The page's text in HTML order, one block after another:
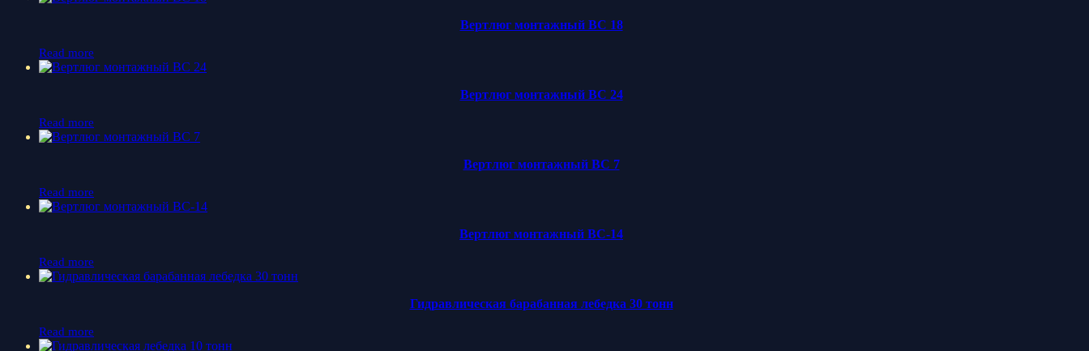
Вертлюг монтажный ВС 18
Read more
Вертлюг монтажный ВС 24
Read more
Вертлюг монтажный ВС 7
Read more
Вертлюг монтажный ВС-14
Read more
Гидравлическая барабанная лебедка 30 тонн
Read more